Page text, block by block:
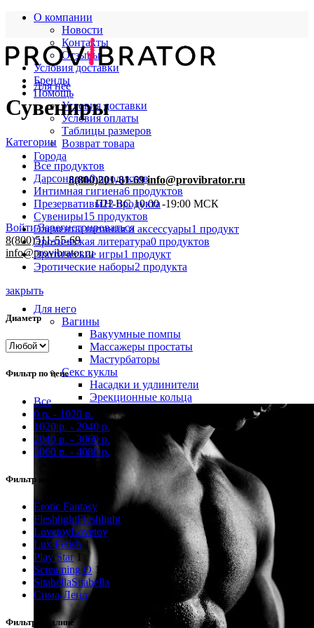
О компании
Новости
Контакты
Отзывы
Условия доставки
Бренды
Помощь
Условия доставки
Условия оплаты
Таблицы размеров
Возврат товара
Города
8(800)201-81-69 info@provibrator.ru
ПН-ВС 10:00 -19:00 МСК
Войти/Зарегистрироваться
8(800)511-55-69
info@provibrator.ru
Для нее
Для него
Вагины
Вакуумные помпы
Массажеры простаты
Мастурбаторы
Секс куклы
Насадки и удлинители
Эрекционные кольца
Сувениры
Категории
Все продуктов
Дарсонваль0 продуктов
Интимная гигиена6 продуктов
Презервативы22 продукта
Сувениры15 продуктов
Элементы питания и аксессуары1 продукт
Эротическая литература0 продуктов
Эротические игры1 продукт
Эротические наборы2 продукта
закрыть
Диаметр
Фильтр по цене
Все
0 р. - 1020 р.
1020 р. - 2040 р.
2040 р. - 3060 р.
3060 р. - 4080 р.
Фильтр по бренду
Erotic Fantasy
FleshlightFleshlight
LovetoyLovetoy
Lux Fetish 1
Play Star 1
Screaming O 1
SitabellaSitabella
Сима-Ленд 1
Фильтр по длине